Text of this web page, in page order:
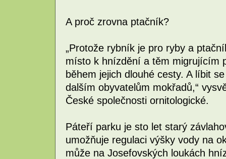
A proč zrovna ptačník?
„Protože rybník je pro ryby a
místo k hnízdění a těm migrujícím
během jejich dlouhé cesty. A líbit
dalším obyvatelům mokřadů,“
České společnosti ornitologické.
Páteří parku je sto let starý
umožňuje regulaci výšky vody na
může na Josefovských loukách